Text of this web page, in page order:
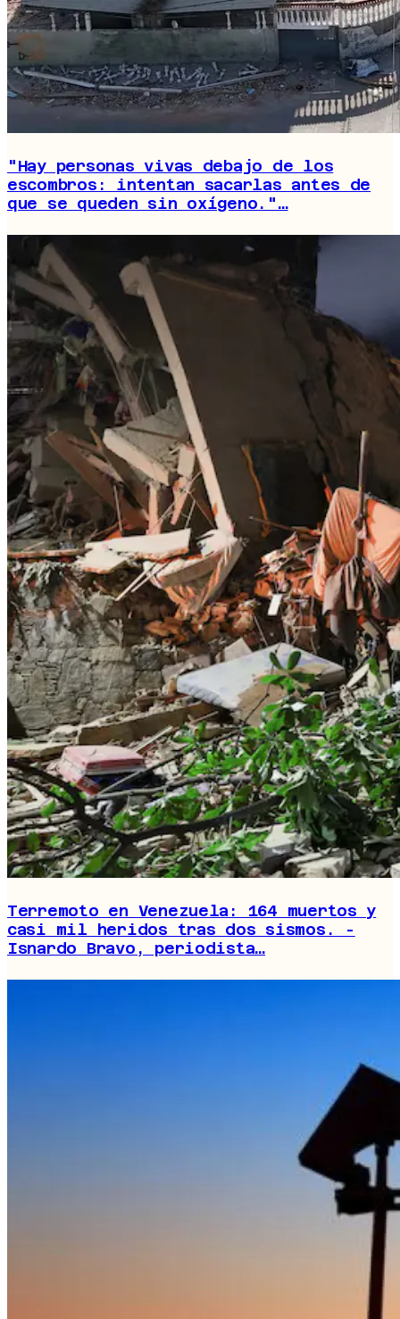
"Hay personas vivas debajo de los
escombros: intentan sacarlas antes de
que se queden sin oxígeno."…
Terremoto en Venezuela: 164 muertos y
casi mil heridos tras dos sismos. -
Isnardo Bravo, periodista…